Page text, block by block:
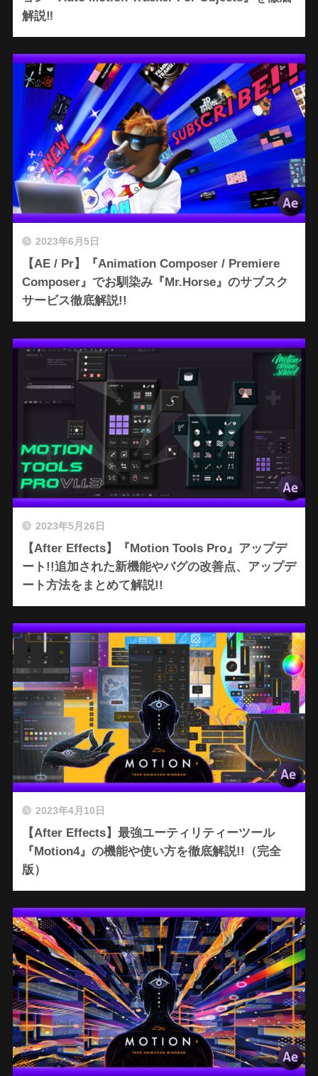
解説‼︎
2023年6月5日
【AE / Pr】『Animation Composer / Premiere
Composer』でお馴染み『Mr.Horse』のサブスク
サービス徹底解説!!
2023年5月26日
【After Effects】『Motion Tools Pro』アップデ
ート!!追加された新機能やバグの改善点、アップデ
ート方法をまとめて解説!!
2023年4月10日
【After Effects】最強ユーティリティーツール
『Motion4』の機能や使い方を徹底解説!!（完全
版）